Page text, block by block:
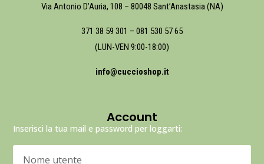
Via Antonio D’Auria, 108 – 80048 Sant’Anastasia (NA)
371 38 59 301 – 081 530 57 65
(LUN-VEN 9:00-18:00)
info@cuccioshop.it
Account
Inserisci la tua mail e password per loggarti: